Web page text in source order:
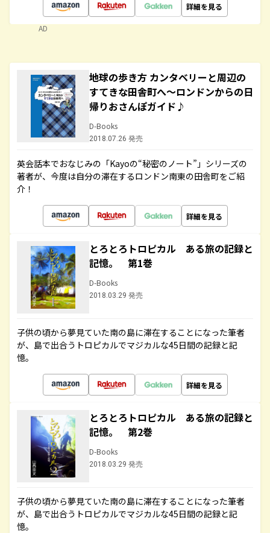
詳細を見る
AD
地球の歩き方 カンタベリーと周辺の
すてきな田舎町へ～ロンドンからの日
帰りおさんぽガイド♪
D-Books
2018.07.26 発売
英会話本でおなじみの「Kayoの“秘密のノート”」シリーズの
著者が、今度は自分の滞在するロンドン南東の田舎町をご紹
介！
詳細を見る
とろとろトロピカル ある旅の記録と
記憶。 第1巻
D-Books
2018.03.29 発売
子供の頃から夢見ていた南の島に滞在することになった筆者
が、島で出合うトロピカルでマジカルな45日間の記録と記
憶。
詳細を見る
とろとろトロピカル ある旅の記録と
記憶。 第2巻
D-Books
2018.03.29 発売
子供の頃から夢見ていた南の島に滞在することになった筆者
が、島で出合うトロピカルでマジカルな45日間の記録と記
憶。